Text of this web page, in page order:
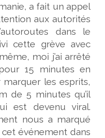
a fait un appel
aux autorités
dans le
cette grève avec
moi j’ai arrêté
15 minutes en
les esprits,
de 5 minutes qu’il
est devenu viral.
nous a marqué
cet événement dans